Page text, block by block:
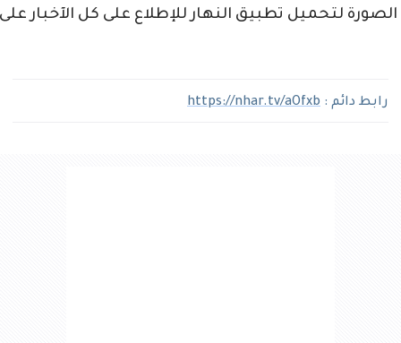
لتحميل تطبيق النهار للإطلاع على كل الآخبار على
رابط دائم : https://nhar.tv/aOfxb